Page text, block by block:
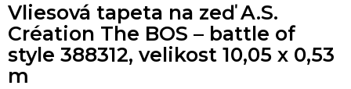
Vliesová tapeta na zeď A.S.
Création The BOS – battle of
style 388312, velikost 10,05 x 0,53
m